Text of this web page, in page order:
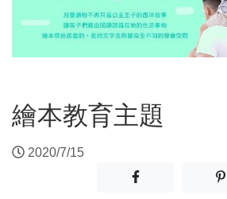
繪本教育主題
2020/7/15
分享至facebook(